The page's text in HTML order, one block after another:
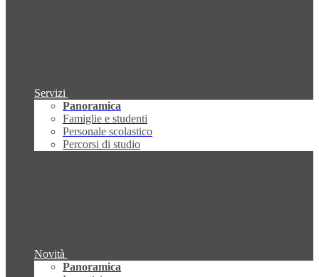
Servizi
Panoramica
Famiglie e studenti
Personale scolastico
Percorsi di studio
Novità
Panoramica